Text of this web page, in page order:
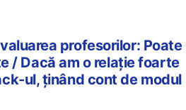
profesorilor: Poate
/ Dacă am o relație foarte
ul, ținând cont de modul